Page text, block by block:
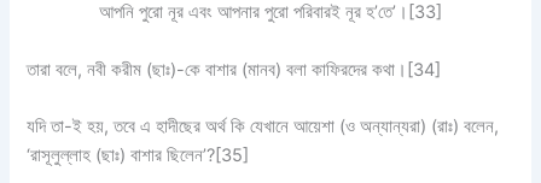
আপনি পুরো নূর এবং আপনার পুরো পরিবারই নূর হ’তে’। [33]
তারা বলে, নবী করীম (ছাঃ)-কে বাশার (মানব) বলা কাফিরদের কথা। [34]
যদি তা-ই হয়, তবে এ হাদীছের অর্থ কি যেখানে আয়েশা (ও অন্যান্যরা) (রাঃ) বলেন,
‘রাসূলুল্লাহ (ছাঃ) বাশার ছিলেন’?[35]